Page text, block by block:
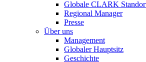
Globale CLARK
Regional Manager
Presse
Über uns
Management
Globaler Hauptsitz
Geschichte